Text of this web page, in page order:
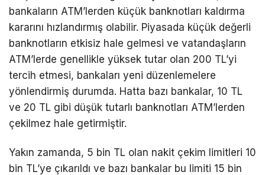
bankaların ATM’lerden küçük banknotları kaldırma
kararını hızlandırmış olabilir. Piyasada küçük değerli
banknotların etkisiz hale gelmesi ve vatandaşların
ATM’lerde genellikle yüksek tutar olan 200 TL’yi
tercih etmesi, bankaları yeni düzenlemelere
yönlendirmiş durumda. Hatta bazı bankalar, 10 TL
ve 20 TL gibi düşük tutarlı banknotları ATM’lerden
çekilmez hale getirmiştir.
Yakın zamanda, 5 bin TL olan nakit çekim limitleri 10
bin TL’ye çıkarıldı ve bazı bankalar bu limiti 15 bin